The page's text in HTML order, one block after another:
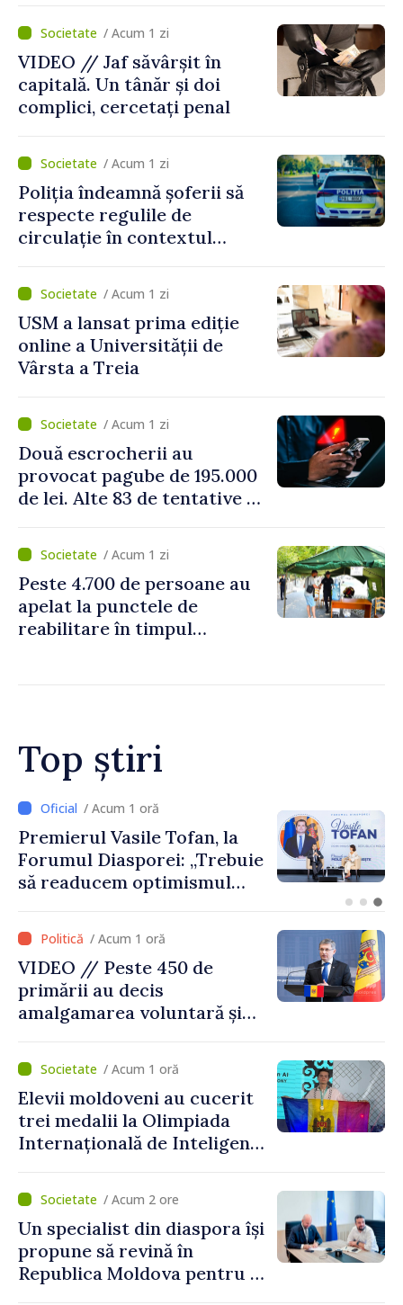
/ Acum 1 zi
VIDEO // Jaf săvârșit în
capitală. Un tânăr și doi
complici, cercetați penal
/ Acum 1 zi
Poliția îndeamnă șoferii să
respecte regulile de
circulație în contextul
perioada concediilor
/ Acum 1 zi
USM a lansat prima ediție
online a Universității de
Vârsta a Treia
/ Acum 1 zi
Două escrocherii au
provocat pagube de 195.000
de lei. Alte 83 de tentative au
/ Acum 1 zi
Peste 4.700 de persoane au
apelat la punctele de
reabilitare în timpul
Top știri
/ Acum 1 oră
CNAS a finanțat plata
indemnizațiilor pentru
familiile cu copii și a celor
temporară de muncă
/ Acum 1 oră
VIDEO // Peste 450 de
primării au decis
amalgamarea voluntară și
pentru investiții. Igor
Grosu: „Este important să
depășim blocajele și să dăm o
șansă localităților să se
dezvolte”
/ Acum 1 oră
Elevii moldoveni au cucerit
trei medalii la Olimpiada
Internațională de Inteligență
/ Acum 2 ore
Un specialist din diaspora își
propune să revină în
Republica Moldova pentru a